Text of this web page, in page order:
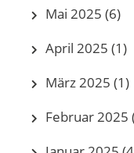
Mai 2025 (6)
April 2025 (1)
März 2025 (1)
Februar 2025